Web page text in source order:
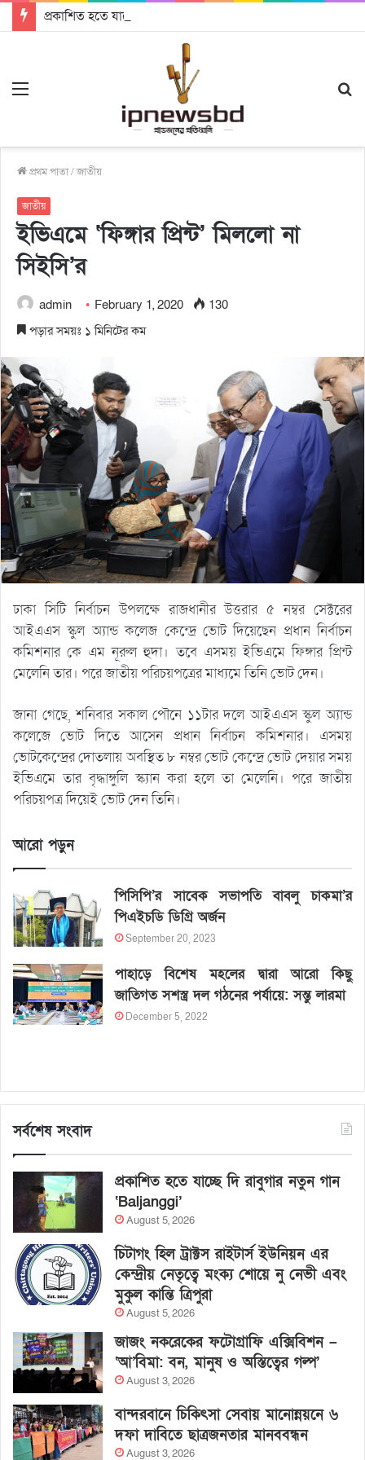
প্রকাশিত হতে যাচ্ছে দি রাবুগার নতুন গান ‘Baljanggi’
প্রথম পাতা/জাতীয়
জাতীয়
ইভিএমে ‘ফিঙ্গার প্রিন্ট’ মিললো না
সিইসি’র
admin February 1, 2020
130
পড়ার সময়ঃ ১ মিনিটের কম
ঢাকা সিটি নির্বাচন উপলক্ষে রাজধানীর উত্তরার ৫ নম্বর সেক্টরের
আইএএস স্কুল অ্যান্ড কলেজ কেন্দ্রে ভোট দিয়েছেন প্রধান নির্বাচন
কমিশনার কে এম নূরুল হুদা। তবে এসময় ইভিএমে ফিঙ্গার প্রিন্ট
মেলেনি তার। পরে জাতীয় পরিচয়পত্রের মাধ্যমে তিনি ভোট দেন।
জানা গেছে, শনিবার সকাল পৌনে ১১টার দলে আইএএস স্কুল অ্যান্ড
কলেজে ভোট দিতে আসেন প্রধান নির্বাচন কমিশনার। এসময়
ভোটকেন্দ্রের দোতলায় অবস্থিত ৮ নম্বর ভোট কেন্দ্রে ভোট দেয়ার সময়
ইভিএমে তার বৃদ্ধাঙ্গুলি স্ক্যান করা হলে তা মেলেনি। পরে জাতীয়
পরিচয়পত্র দিয়েই ভোট দেন তিনি।
আরো পড়ুন
পিসিপি’র সাবেক সভাপতি বাবলু চাকমা’র
পিএইচডি ডিগ্রি অর্জন
September 20, 2023
পাহাড়ে বিশেষ মহলের দ্বারা আরো কিছু
জাতিগত সশস্ত্র দল গঠনের পর্যায়ে: সন্তু লারমা
December 5, 2022
সর্বশেষ সংবাদ
প্রকাশিত হতে যাচ্ছে দি রাবুগার নতুন গান
‘Baljanggi’
August 5, 2026
চিটাগং হিল ট্রাক্টস রাইটার্স ইউনিয়ন এর
কেন্দ্রীয় নেতৃত্বে মংক্য শোয়ে নু নেভী এবং
মুকুল কান্তি ত্রিপুরা
August 5, 2026
জাজং নকরেকের ফটোগ্রাফি এক্সিবিশন –
‘আ’বিমা: বন, মানুষ ও অস্তিত্বের গল্প’
August 3, 2026
বান্দরবানে চিকিৎসা সেবায় মানোন্নয়নে ৬
দফা দাবিতে ছাত্রজনতার মানববন্ধন
August 3, 2026